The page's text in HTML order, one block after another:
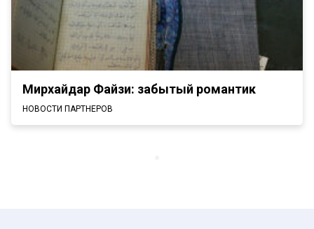
Мирхайдар Файзи: забытый романтик
НОВОСТИ ПАРТНЕРОВ